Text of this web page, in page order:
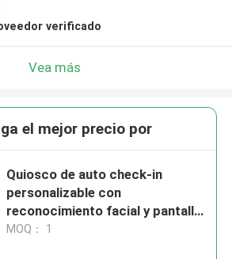
verificado
Vea más
el mejor precio por
Quiosco de auto check-in
personalizable con
reconocimiento facial y pantalla
de 21.5/24/27/32 pulgadas para
MOQ： 1